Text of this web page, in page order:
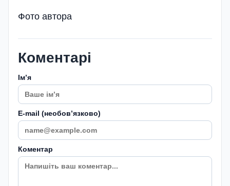
Фото автора
Коментарі
Імʼя
E-mail (необовʼязково)
Коментар